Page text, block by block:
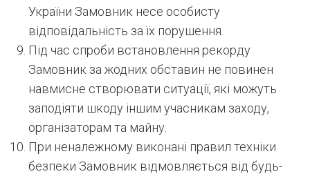
України Замовник несе особисту
відповідальність за їх порушення.
Під час спроби встановлення рекорду
Замовник за жодних обставин не повинен
навмисне створювати ситуації, які можуть
заподіяти шкоду іншим учасникам заходу,
організаторам та майну.
При неналежному виконані правил техніки
безпеки Замовник відмовляється від будь-